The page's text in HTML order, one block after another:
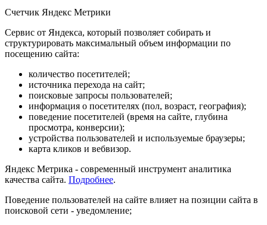
Счетчик Яндекс Метрики
Сервис от Яндекса, который позволяет собирать и
структурировать максимальный объем информации по
посещению сайта:
количество посетителей;
источника перехода на сайт;
поисковые запросы пользователей;
информация о посетителях (пол, возраст, география);
поведение посетителей (время на сайте, глубина
просмотра, конверсии);
устройства пользователей и используемые браузеры;
карта кликов и вебвизор.
Яндекс Метрика - современный инструмент аналитика
качества сайта. Подробнее.
Поведение пользователей на сайте влияет на позиции сайта в
поисковой сети - уведомление;